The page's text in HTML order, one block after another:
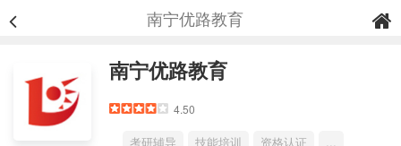
南宁优路教育
南宁优路教育
4.50
考研辅导 技能培训 资格认证 ...